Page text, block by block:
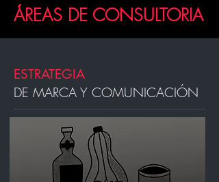
ÁREAS DE CONSULTORIA
ESTRATEGIA
DE MARCA Y COMUNICACIÓN